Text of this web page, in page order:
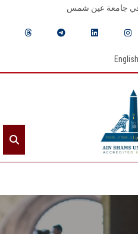
في جامعة عين شمس
English
الرئيسيـة